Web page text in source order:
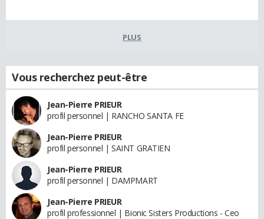
PLUS
Vous recherchez peut-être
Jean-Pierre PRIEUR
profil personnel | RANCHO SANTA FE
Jean-Pierre PRIEUR
profil personnel | SAINT GRATIEN
Jean-Pierre PRIEUR
profil personnel | DAMPMART
Jean-Pierre PRIEUR
profil professionnel | Bionic Sisters Productions - Ceo